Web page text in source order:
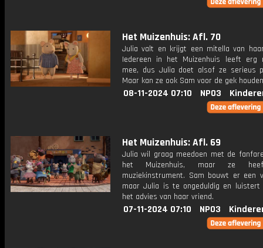
Het Muizenhuis: Afl. 70
Julia valt en krijgt een mitella van
Iedereen in het Muizenhuis leeft erg
mee, dus Julia doet alsof ze serieus
Maar kan ze ook Sam voor de gek
08-11-2024 07:10 NPO3
Het Muizenhuis: Afl. 69
Julia wil graag meedoen met de
het Muizenhuis, maar ze
muziekinstrument. Sam bouwt er een
maar Julia is te ongeduldig en luistert
het advies van haar vriend.
07-11-2024 07:10 NPO3